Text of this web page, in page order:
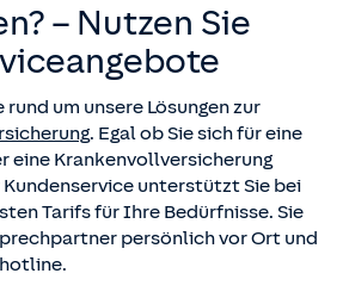
die
nicht überschreitet, wird
fällig. Im Basistarif gibt es eine
– Nutzen Sie
rund um unsere Lösungen zur
. Egal ob Sie sich für eine
eine Krankenvollversicherung
unterstützt Sie bei
Tarifs für Ihre Bedürfnisse. Sie
persönlich vor Ort und